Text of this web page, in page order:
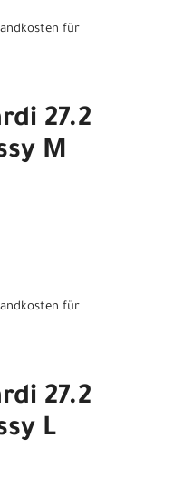
für
27.2
M
für
27.2
L